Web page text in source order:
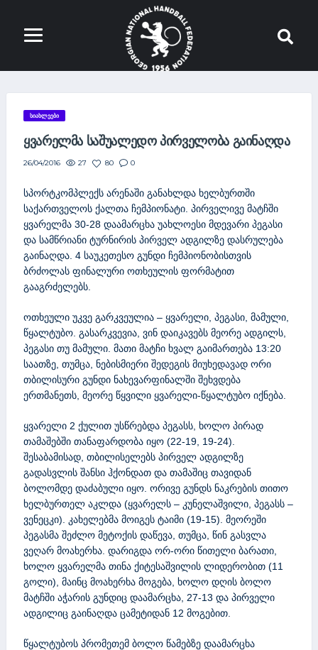
ᲡᲘᲐᲮᲚᲔᲔᲑᲘ
ᲧᲕᲐᲠᲔᲚᲛᲐ ᲡᲐᲨᲣᲐᲚᲔᲓᲝ ᲞᲘᲠᲕᲔᲚᲝᲑᲐ ᲒᲐᲘᲜᲐᲦᲓᲐ
26/04/2016 27 80 0
სპორტკომპლექს არენაში განახლდა ხელბურთში
საქართველოს ქალთა ჩემპიონატი. პირველივე მატჩში
ყვარელმა 30-28 დაამარცხა უახლოესი მდევარი პეგასი
და სამწრიანი ტურნირის პირველ ადგილზე დასრულება
გაინაღდა. 4 საუკეთესო გუნდი ჩემპიონობისთვის
ბრძოლას ფინალური ოთხეულის ფორმატით
გააგრძელებს.
ოთხეული უკვე გარკვეულია – ყვარელი, პეგასი, მამული,
წყალტუბო. გასარკვევია, ვინ დაიკავებს მეორე ადგილს,
პეგასი თუ მამული. მათი მატჩი ხვალ გაიმართება 13:20
საათზე, თუმცა, ნებისმიერი შედეგის მიუხედავად ორი
თბილისური გუნდი ნახევარფინალში შეხვდება
ერთმანეთს, მეორე წყვილი ყვარელი-წყალტუბო იქნება.
ყვარელი 2 ქულით უსწრებდა პეგასს, ხოლო პირად
თამაშებში თანაფარდობა იყო (22-19, 19-24).
შესაბამისად, თბილისელებს პირველ ადგილზე
გადასვლის შანსი ჰქონდათ და თამაშიც თავიდან
ბოლომდე დაძაბული იყო. ორივე გუნდს ნაკრების თითო
ხელბურთელ აკლდა (ყვარელს – კუნელაშვილი, პეგასს –
ვენეცკი). კახელებმა მოიგეს ტაიმი (19-15). მეორეში
პეგასმა შეძლო მეტოქის დაწევა, თუმცა, წინ გასვლა
ვეღარ მოახერხა. დარიგდა ორ-ორი წითელი ბარათი,
ხოლო ყვარელმა თინა ქიტესაშვილის ლიდერობით (11
გოლი), მაინც მოახერხა მოგება, ხოლო დღის ბოლო
მატჩში აჭარის გუნდიც დაამარცხა, 27-13 და პირველი
ადგილიც გაინაღდა ცამეტიდან 12 მოგებით.
წყალტუბოს პრომეთემ ბოლო წამებზე დაამარცხა